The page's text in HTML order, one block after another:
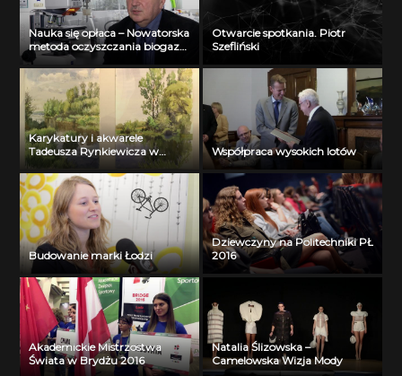
Nauka się opłaca – Nowatorska
metoda oczyszczania biogazu
– Konkurs PŁ ’70
Otwarcie spotkania. Piotr
Szefliński
Karykatury i akwarele
Tadeusza Rynkiewicza w
Galerii Biblio-Art
Współpraca wysokich lotów
Budowanie marki Łodzi
Dziewczyny na Politechniki PŁ
2016
Akademickie Mistrzostwa
Świata w Brydżu 2016
Natalia Ślizowska –
Camelowska Wizja Mody